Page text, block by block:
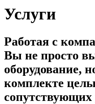
Услуги
Работая с
Вы не просто
оборудование,
комплекте
сопутствующих